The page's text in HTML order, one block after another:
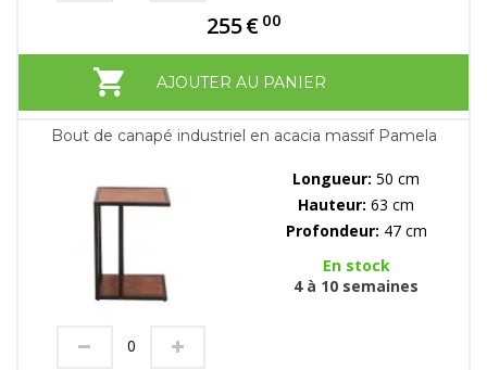
255€ 00
AJOUTER AU PANIER
Bout de canapé industriel en acacia massif Pamela
Longueur: 50 cm
Hauteur: 63 cm
Profondeur: 47 cm
En stock
4 à 10 semaines